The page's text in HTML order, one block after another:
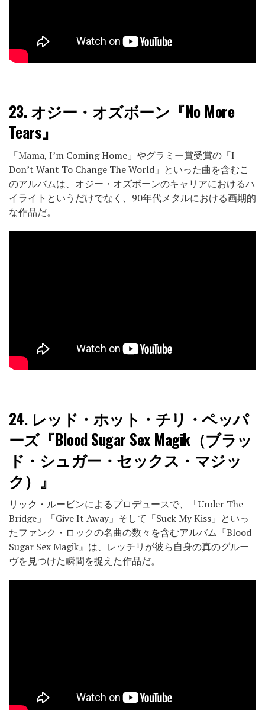
23.オジー・オズボーン『No More
Tears』
「Mama, I’m Coming Home」やグラミー賞受賞の「I
Don’t Want To Change The World」といった曲を含むこ
のアルバムは、オジー・オズボーンのキャリアにおけるハ
イライトというだけでなく、90年代メタルにおける画期的
な作品だ。
24. レッド・ホット・チリ・ペッパ
ーズ『Blood Sugar Sex Magik（ブラッ
ド・シュガー・セックス・マジッ
ク）』
リック・ルービンによるプロデュースで、「Under The
Bridge」「Give It Away」そして「Suck My Kiss」といっ
たファンク・ロックの名曲の数々を含むアルバム『Blood
Sugar Sex Magik』は、レッチリが彼ら自身の真のグルー
ヴを見つけた瞬間を捉えた作品だ。